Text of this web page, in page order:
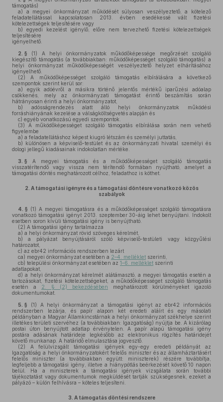
támogatás)
a) a megyei önkormányzat működését súlyosan veszélyeztető, a kötelező
feladatellátással kapcsolatosan 2013. évben esedékessé vált fizetési
kötelezettségek teljesítésére vagy
b) egyedi kezelést igénylő, előre nem tervezhető fizetési kötelezettségek
teljesítésére
igényelhető.
2. § (1)
A helyi önkormányzatok működőképessége megőrzését szolgáló
kiegészítő támogatás (a továbbiakban: működőképességet szolgáló támogatás) a
helyi önkormányzat működőképességét veszélyeztető helyzet elhárításához
igényelhető.
(2) A működőképességet szolgáló támogatás elbírálására a következő
szempontok szerint kerül sor:
a) egyik adóévről a másikra történő jelentős mértékű iparűzési adóalap
csökkenés, mely az önkormányzati támogatást érintő beszámítás során
hátrányosan érinti a helyi önkormányzatot,
b) adósságrendezés alatt álló helyi önkormányzatok működési
forráshiányának kezelése a válságköltségvetés alapján és
c) egyéb vonatkozású egyedi szempontok.
(3) A működőképességet szolgáló támogatás elbírálása során nem vehető
figyelembe
a) a feladatellátáshoz képest kiugró létszám és személyi juttatás,
b) különösen a képviselő-testület és az önkormányzati hivatal személyi és
dologi jellegű kiadásainak indokolatlan mértéke.
3. § A megyei támogatás és a működőképességet szolgáló támogatás
visszatérítendő vagy vissza nem térítendő formában nyújtható, amelyet a
támogatási döntés meghatározott célhoz, feladathoz is köthet.
2. A támogatási igényre és a támogatási döntésre vonatkozó közös
szabályok
4. § (1) A megyei támogatásra és a működőképességet szolgáló támogatásra
vonatkozó támogatási igényt 2013. szeptember 30-áig lehet benyújtani. Indokolt
esetben soron kívüli támogatási igény is benyújtható.
(2) A támogatási igény tartalmazza
a) a helyi önkormányzat rövid szöveges kérelmét,
b) a pályázat benyújtásáról szóló képviselő-testületi vagy közgyűlési
határozatot,
c) az ebr42 információs rendszerben lezárt
ca) megyei önkormányzat esetében a 2–4. melléklet szerinti,
cb) települési önkormányzat esetében az 1–6. melléklet szerinti
adatlapokat,
d) a helyi önkormányzat kérelmét alátámasztó, a megyei támogatás esetén a
tartozásokat, fizetési kötelezettségeket, a működőképességet szolgáló támogatás
esetén a 2. § (2) bekezdésében meghatározott körülményeket igazoló
dokumentumokat.
5. § (1) A helyi önkormányzat a támogatási igényt az ebr42 információs
rendszerben lezárja, és papír alapon két eredeti aláírt és egy másolati
példányban a Magyar Államkincstárnak a helyi önkormányzat székhelye szerint
illetékes területi szervéhez (a továbbiakban: Igazgatóság) nyújtja be. A kizárólag
postai úton benyújtott adatlap érvénytelen. A papír alapú támogatási igény
postára adásának határideje legkésőbb az elektronikus rögzítés határidejét
követő munkanap. A határidő elmulasztása jogvesztő.
(2) A felülvizsgált támogatási igények egy-egy eredeti példányát az
Igazgatóság a helyi önkormányzatokért felelős miniszter és az államháztartásért
felelős miniszter (a továbbiakban együtt: miniszterek) részére továbbítja,
legfeljebb a támogatási igény, illetve a hiánypótlás beérkezését követő 10 napon
belül. Ha a miniszterek a támogatási igények vizsgálata során további
tájékoztatást vagy dokumentumok megküldését tartják szükségesnek, ezeket a
pályázó – külön felhívásra – köteles teljesíteni.
3. A támogatás döntési rendszere